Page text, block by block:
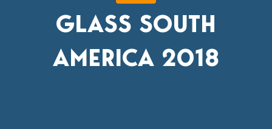
GLASS SOUTH
AMERICA 2018